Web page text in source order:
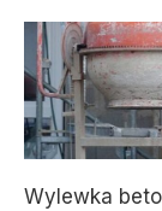
Wylewka